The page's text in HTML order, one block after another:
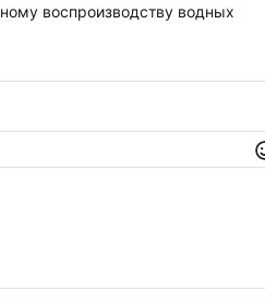
воспроизводству водных